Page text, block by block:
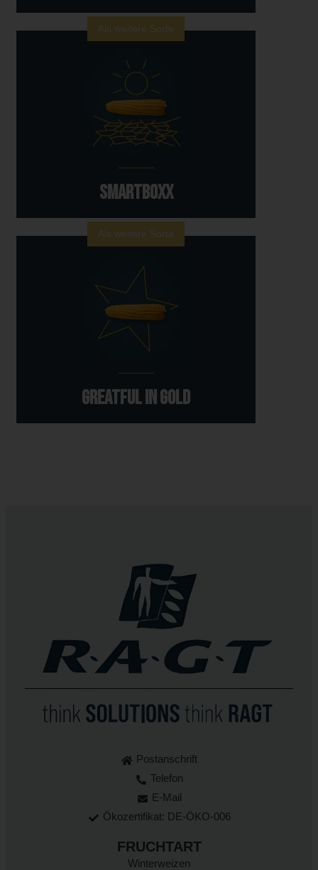
Als weitere Sorte
SMARTBOXX
Als weitere Sorte
GREATFUL in GOLD
Postanschrift
Telefon
E-Mail
Ökozertifikat: DE-ÖKO-006
FRUCHTART
Winterweizen